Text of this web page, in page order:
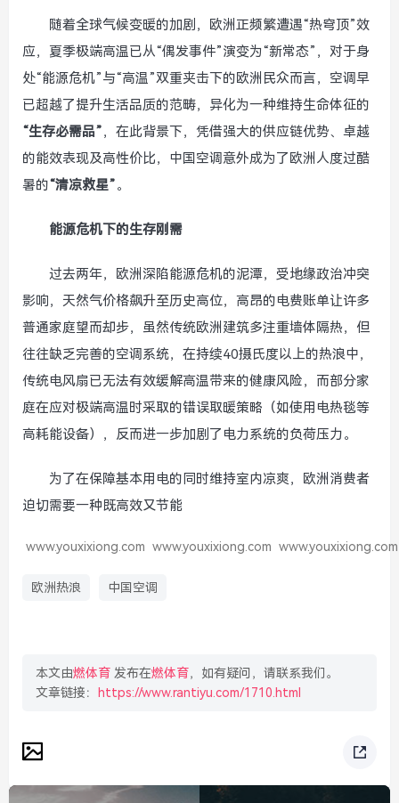
随着全球气候变暖的加剧，欧洲正频繁遭遇“热穹顶”效
应，夏季极端高温已从“偶发事件”演变为“新常态”，对于身
处“能源危机”与“高温”双重夹击下的欧洲民众而言，空调早
已超越了提升生活品质的范畴，异化为一种维持生命体征的
“生存必需品”，在此背景下，凭借强大的供应链优势、卓越
的能效表现及高性价比，中国空调意外成为了欧洲人度过酷
暑的“清凉救星”。
能源危机下的生存刚需
过去两年，欧洲深陷能源危机的泥潭，受地缘政治冲突
影响，天然气价格飙升至历史高位，高昂的电费账单让许多
普通家庭望而却步，虽然传统欧洲建筑多注重墙体隔热，但
往往缺乏完善的空调系统，在持续40摄氏度以上的热浪中，
传统电风扇已无法有效缓解高温带来的健康风险，而部分家
庭在应对极端高温时采取的错误取暖策略（如使用电热毯等
高耗能设备），反而进一步加剧了电力系统的负荷压力。
为了在保障基本用电的同时维持室内凉爽，欧洲消费者
迫切需要一种既高效又节能
www.youxixiong.com www.youxixiong.com www.youxixiong.com
欧洲热浪 中国空调
本文由燃体育 发布在燃体育，如有疑问，请联系我们。
文章链接：
https://www.rantiyu.com/1710.html